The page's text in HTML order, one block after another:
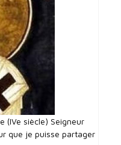
(IVe siècle) Seigneur
que je puisse partager